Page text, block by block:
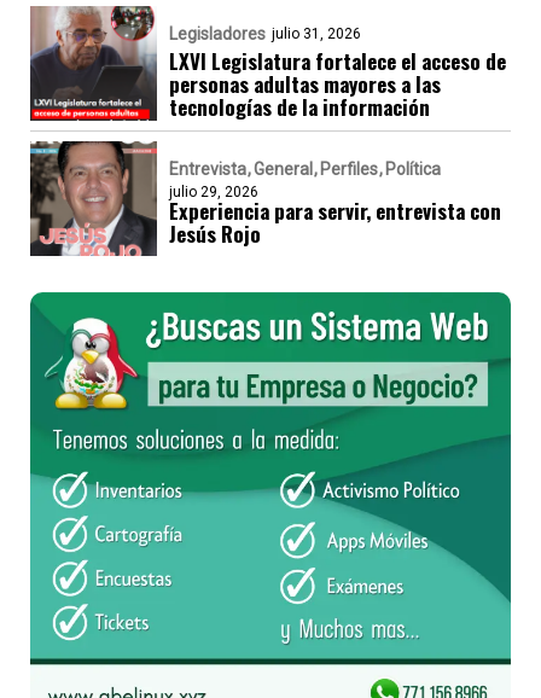
Legisladores julio 31, 2026
LXVI Legislatura fortalece el acceso de
personas adultas mayores a las
tecnologías de la información
Entrevista General Perfiles Política
julio 29, 2026
Experiencia para servir, entrevista con
Jesús Rojo